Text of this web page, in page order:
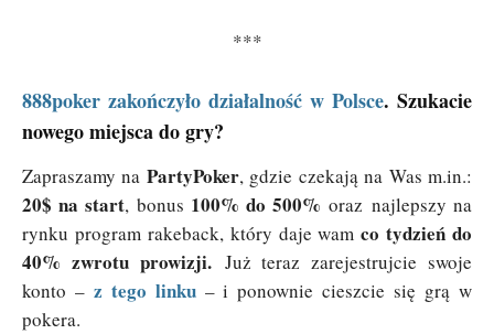
***
888poker zakończyło działalność w Polsce. Szukacie
nowego miejsca do gry?
Zapraszamy na PartyPoker, gdzie czekają na Was m.in.:
20$ na start, bonus 100% do 500% oraz najlepszy na
rynku program rakeback, który daje wamco tydzień do
40% zwrotu prowizji.Już teraz zarejestrujcie swoje
konto – z tego linku– i ponownie cieszcie się grą w
pokera.